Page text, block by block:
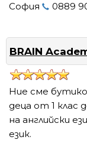
София
0889
BRAIN
Ние сме
деца от 1 клас
на английски
език.